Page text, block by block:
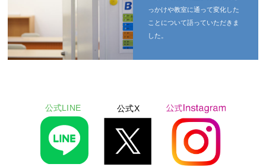
っかけや教室に通って変化した
ことについて語っていただきま
した。